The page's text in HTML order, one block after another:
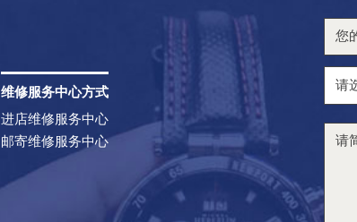
维修服务中心方式
进店维修服务中心
邮寄维修服务中心